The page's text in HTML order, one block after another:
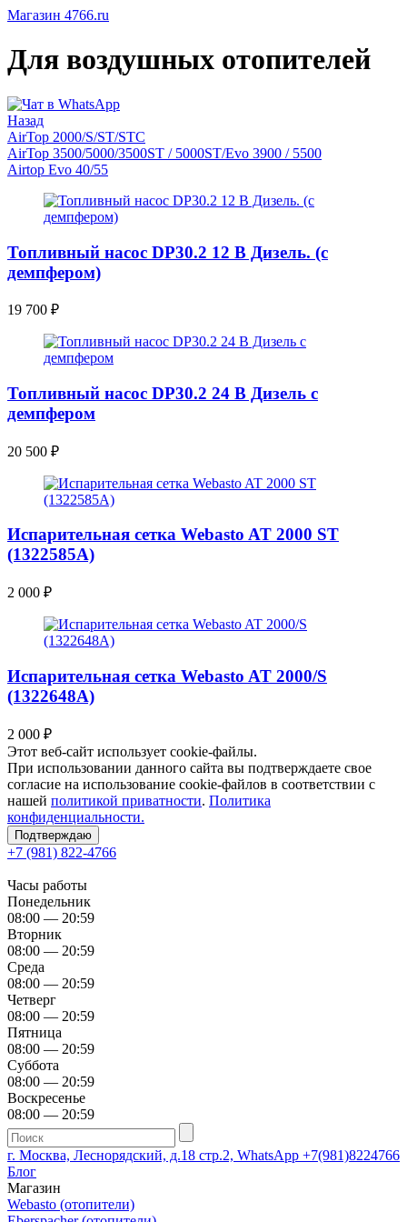
Магазин 4766.ru
Для воздушных отопителей
Назад
AirTop 2000/S/ST/STC
AirTop 3500/5000/3500ST / 5000ST/Evo 3900 / 5500
Airtop Evo 40/55
Топливный насос DP30.2 12 В Дизель. (с
демпфером)
19 700 ₽
Топливный насос DP30.2 24 В Дизель с
демпфером
20 500 ₽
Испарительная сетка Webasto AT 2000 ST
(1322585A)
2 000 ₽
Испарительная сетка Webasto AT 2000/S
(1322648A)
2 000 ₽
Этот веб-сайт использует cookie-файлы.
При использовании данного сайта вы подтверждаете свое
согласие на использование cookie-файлов в соответствии с
нашей политикой приватности. Политика
конфиденциальности.
Подтверждаю
+7 (981) 822-4766
Часы работы
Понедельник
08:00 — 20:59
Вторник
08:00 — 20:59
Среда
08:00 — 20:59
Четверг
08:00 — 20:59
Пятница
08:00 — 20:59
Суббота
08:00 — 20:59
Воскресенье
08:00 — 20:59
г. Москва, Леснорядский, д.18 стр.2, WhatsApp +7(981)8224766
Блог
Магазин
Webasto (отопители)